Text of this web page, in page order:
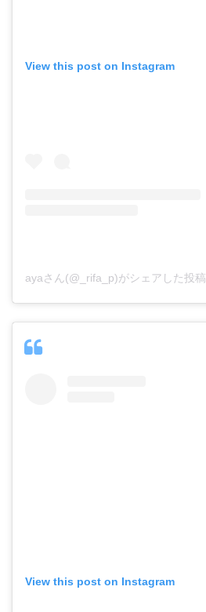
View this post on Instagram
ayaさん(@_rifa_p)がシェアした投稿
View this post on Instagram